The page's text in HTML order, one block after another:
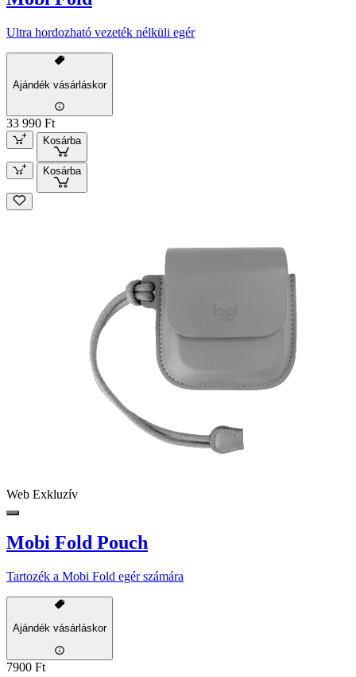
Ultra hordozható vezeték nélküli egér
Ajándék vásárláskor
33 990 Ft
Kosárba
Kosárba
Web Exkluzív
Mobi Fold Pouch
Tartozék a Mobi Fold egér számára
Ajándék vásárláskor
7900 Ft